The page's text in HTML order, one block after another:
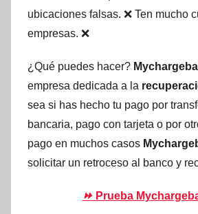
ubicaciones falsas. ❌ Ten mucho
empresas. ❌
¿Qué puedes hacer?
empresa dedicada a la
sea si has hecho tu pago por
bancaria, pago con tarjeta o por
pago en muchos casos
solicitar un retroceso al banco y
⏩ Prueba